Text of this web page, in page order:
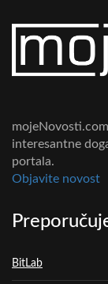
interesantne
portala.
Objavite novost
BitLab